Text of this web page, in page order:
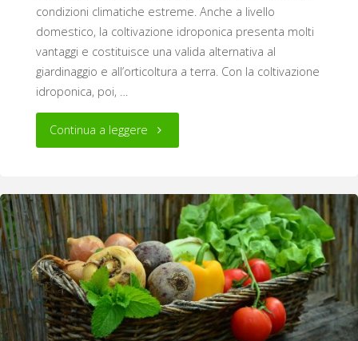
condizioni climatiche estreme. Anche a livello
domestico, la coltivazione idroponica presenta molti
vantaggi e costituisce una valida alternativa al
giardinaggio e all’orticoltura a terra. Con la coltivazione
idroponica, poi, …
Continua a leggere "Idroponica
terra?
Ecco
le
differenze"